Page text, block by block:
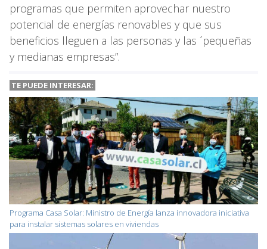
programas que permiten aprovechar nuestro
potencial de energías renovables y que sus
beneficios lleguen a las personas y las ´pequeñas
y medianas empresas”.
TE PUEDE INTERESAR:
Programa Casa Solar: Ministro de Energía lanza innovadora iniciativa
para instalar sistemas solares en viviendas